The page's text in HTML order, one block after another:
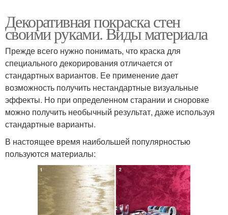
Декоративная покраска стен
своими руками. Виды материала
Прежде всего нужно понимать, что краска для
специального декорирования отличается от
стандартных вариантов. Ее применение дает
возможность получить нестандартные визуальные
эффекты. Но при определенном старании и сноровке
можно получить необычный результат, даже используя
стандартные варианты.
В настоящее время наибольшей популярностью
пользуются материалы: